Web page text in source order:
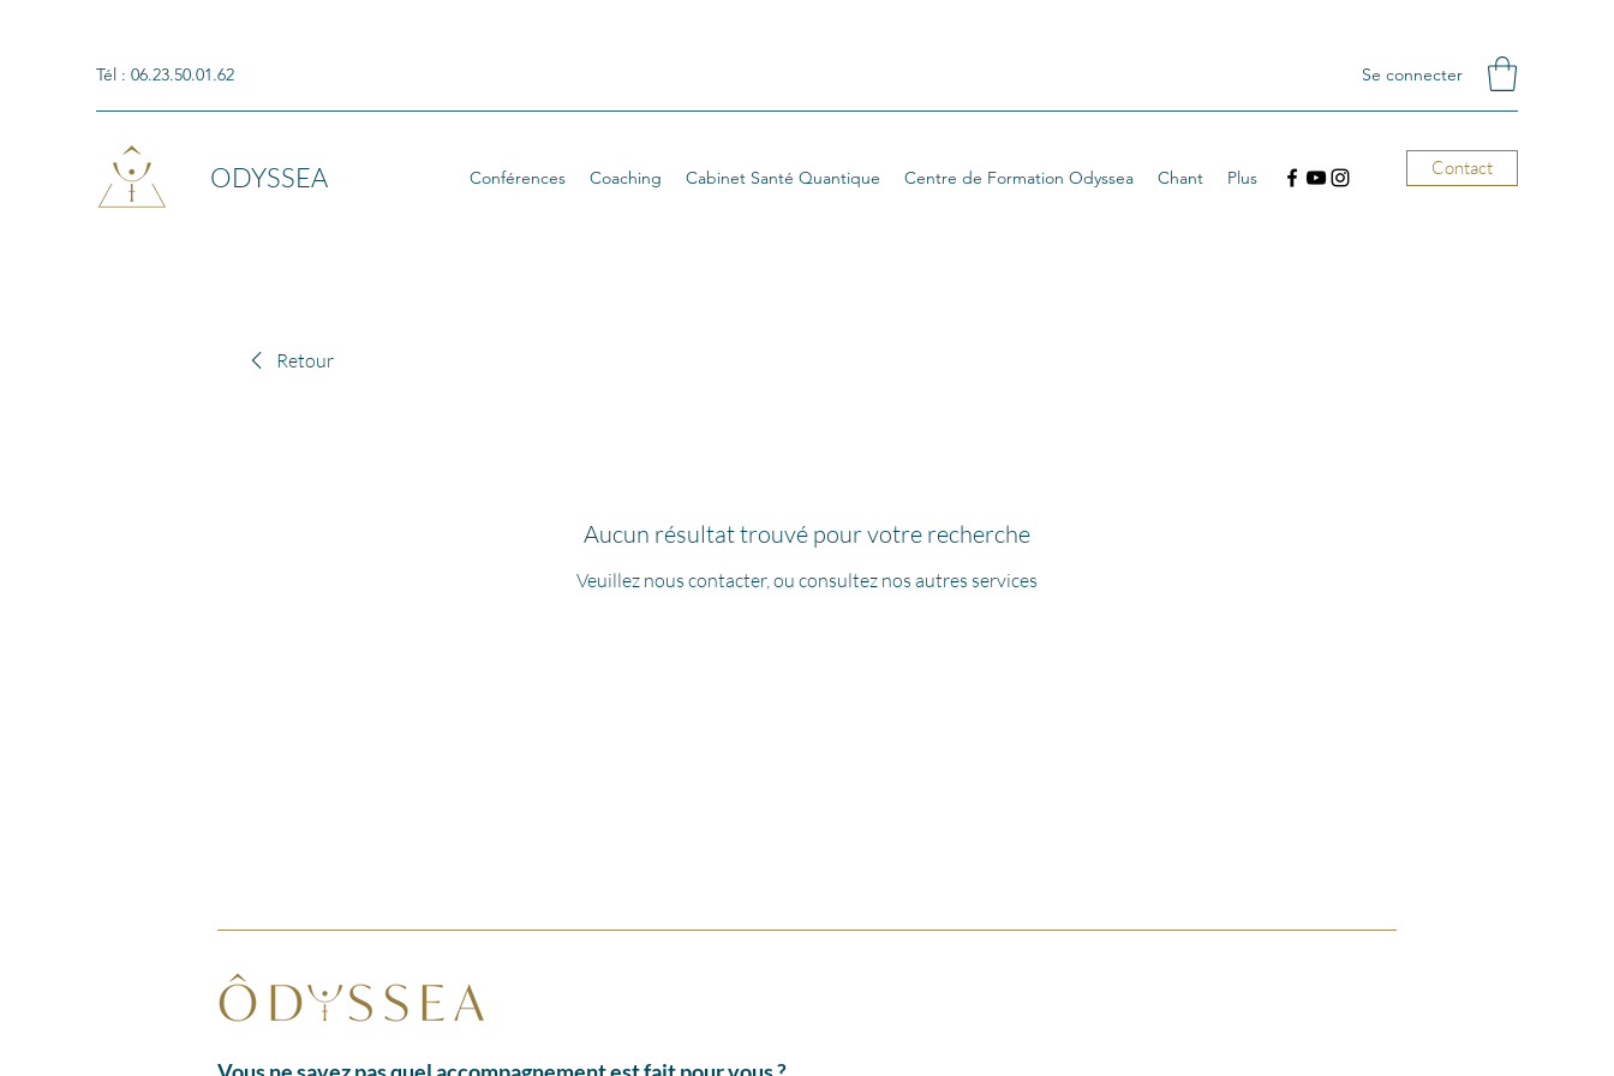
Tél : 06.23.50.01.62 Se connecter
ODYSSEA Conférences Coaching Cabinet Santé Quantique Centre de Formation Odyssea Chant Plus Contact
Retour
Aucun résultat trouvé pour votre recherche
Veuillez nous contacter, ou consultez nos autres services
Vous ne savez pas quel accompagnement est fait pour vous ?